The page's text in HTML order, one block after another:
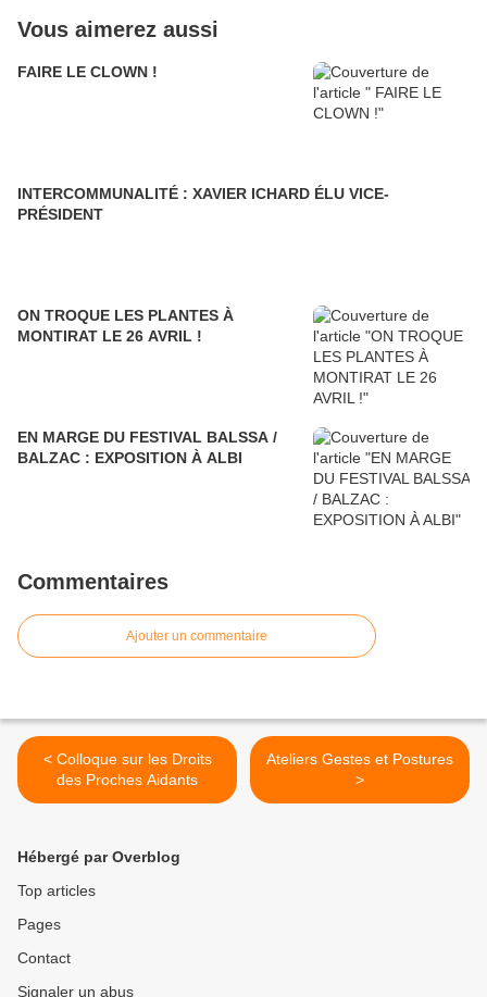
Vous aimerez aussi
FAIRE LE CLOWN !
INTERCOMMUNALITÉ : XAVIER ICHARD ÉLU VICE-
PRÉSIDENT
ON TROQUE LES PLANTES À
MONTIRAT LE 26 AVRIL !
EN MARGE DU FESTIVAL BALSSA /
BALZAC : EXPOSITION À ALBI
Commentaires
Ajouter un commentaire
< Colloque sur les Droits
des Proches Aidants
Ateliers Gestes et Postures
>
Hébergé par Overblog
Top articles
Pages
Contact
Signaler un abus